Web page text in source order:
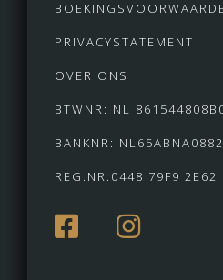
PRIVACYSTATEMENT
OVER ONS
BTWNR: NL
BANKNR:
REG.NR:0448 79F9 2E62